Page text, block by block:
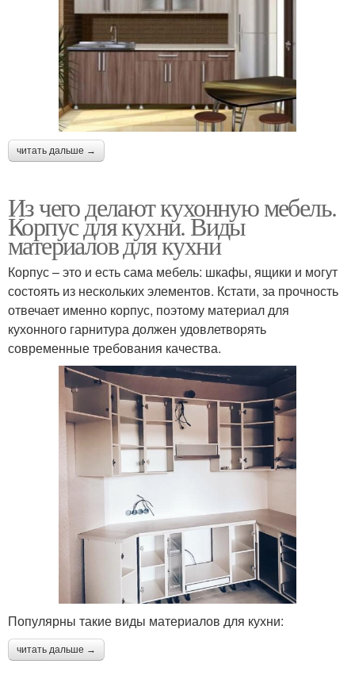
читать дальше →
Из чего делают кухонную мебель.
Корпус для кухни. Виды
материалов для кухни
Корпус – это и есть сама мебель: шкафы, ящики и могут
состоять из нескольких элементов. Кстати, за прочность
отвечает именно корпус, поэтому материал для
кухонного гарнитура должен удовлетворять
современные требования качества.
Популярны такие виды материалов для кухни:
читать дальше →